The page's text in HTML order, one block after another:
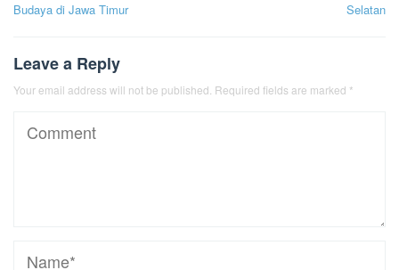
Budaya di Jawa Timur
Selatan
Leave a Reply
Your email address will not be published. Required fields are marked *